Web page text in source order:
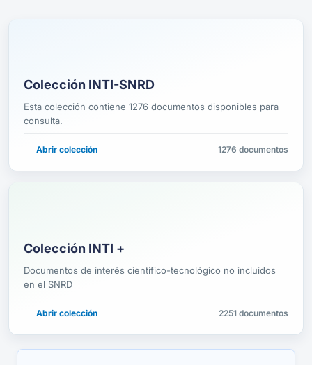
Colección INTI-SNRD
Esta colección contiene 1276 documentos disponibles para
consulta.
Abrir colección 1276 documentos
Colección INTI +
Documentos de interés científico-tecnológico no incluidos
en el SNRD
Abrir colección 2251 documentos